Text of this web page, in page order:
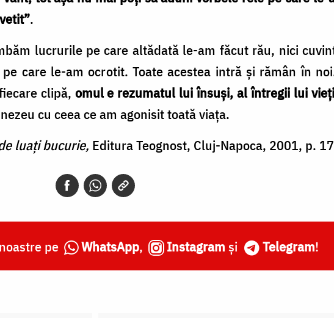
.
lucrurile pe care altădată le-am făcut rău, nici
care le-am ocrotit. Toate acestea intră și rămân în
clipă, omul e rezumatul lui însuși, al întregii lui vieți
cu ceea ce am agonisit toată viața.
luați bucurie, Editura Teognost, Cluj-Napoca, 2001, p.
pe WhatsApp, Instagram și Telegram!